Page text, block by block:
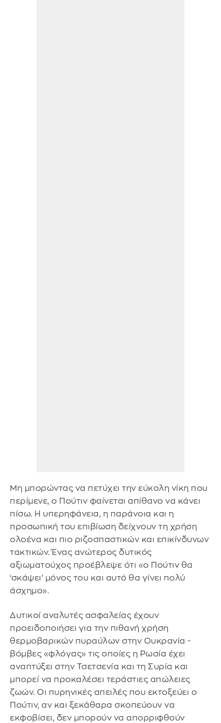
Μη μπορώντας να πετύχει την εύκολη νίκη που
περίμενε, ο Πούτιν φαίνεται απίθανο να κάνει
πίσω. Η υπερηφάνεια, η παράνοια και η
προσωπική του επιβίωση δείχνουν τη χρήση
ολοένα και πιο ριζοσπαστικών και επικίνδυνων
τακτικών. Ένας ανώτερος δυτικός
αξιωματούχος προέβλεψε ότι «ο Πούτιν θα
‘σκάψει’ μόνος του και αυτό θα γίνει πολύ
άσχημο».
Δυτικοί αναλυτές ασφαλείας έχουν
προειδοποιήσει για την πιθανή χρήση
θερμοβαρικών πυραύλων στην Ουκρανία -
βόμβες «φλόγας» τις οποίες η Ρωσία έχει
αναπτύξει στην Τσετσενία και τη Συρία και
μπορεί να προκαλέσει τεράστιες απώλειες
ζωών. Οι πυρηνικές απειλές που εκτοξεύει ο
Πούτιν, αν και ξεκάθαρα σκοπεύουν να
εκφοβίσει, δεν μπορούν να απορριφθούν